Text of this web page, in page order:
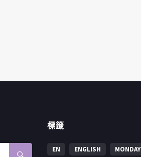
標籤
EN ENGLISH